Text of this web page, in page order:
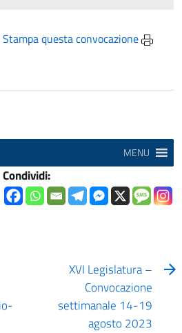
Stampa questa convocazione
MENU
Condividi:
XVI Legislatura –
Convocazione
settimanale 14-19
agosto 2023